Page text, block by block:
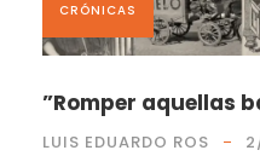
CRÓNICAS
”Romper aquellas
LUIS EDUARDO ROS